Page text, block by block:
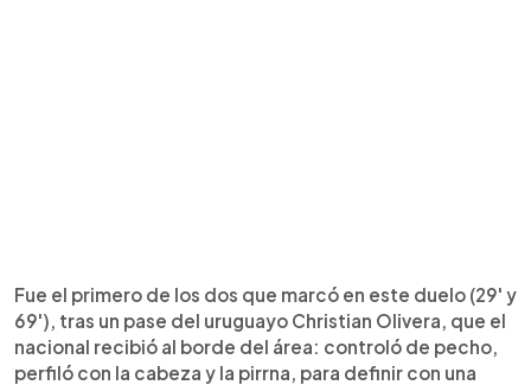
Fue el primero de los dos que marcó en este duelo (29' y
69'), tras un pase del uruguayo Christian Olivera, que el
nacional recibió al borde del área: controló de pecho,
perfiló con la cabeza y la pirrna, para definir con una